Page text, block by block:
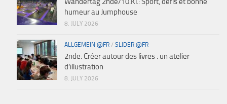
humeur au Jumphouse
8. JULY 2026
ALLGEMEIN @FR / SLIDER @FR
2nde: Créer autour des livres : un atelier
d’illustration
8. JULY 2026